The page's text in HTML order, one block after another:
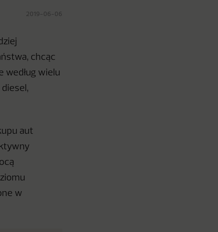
2019-06-06
chcąc
według wielu
aut
w